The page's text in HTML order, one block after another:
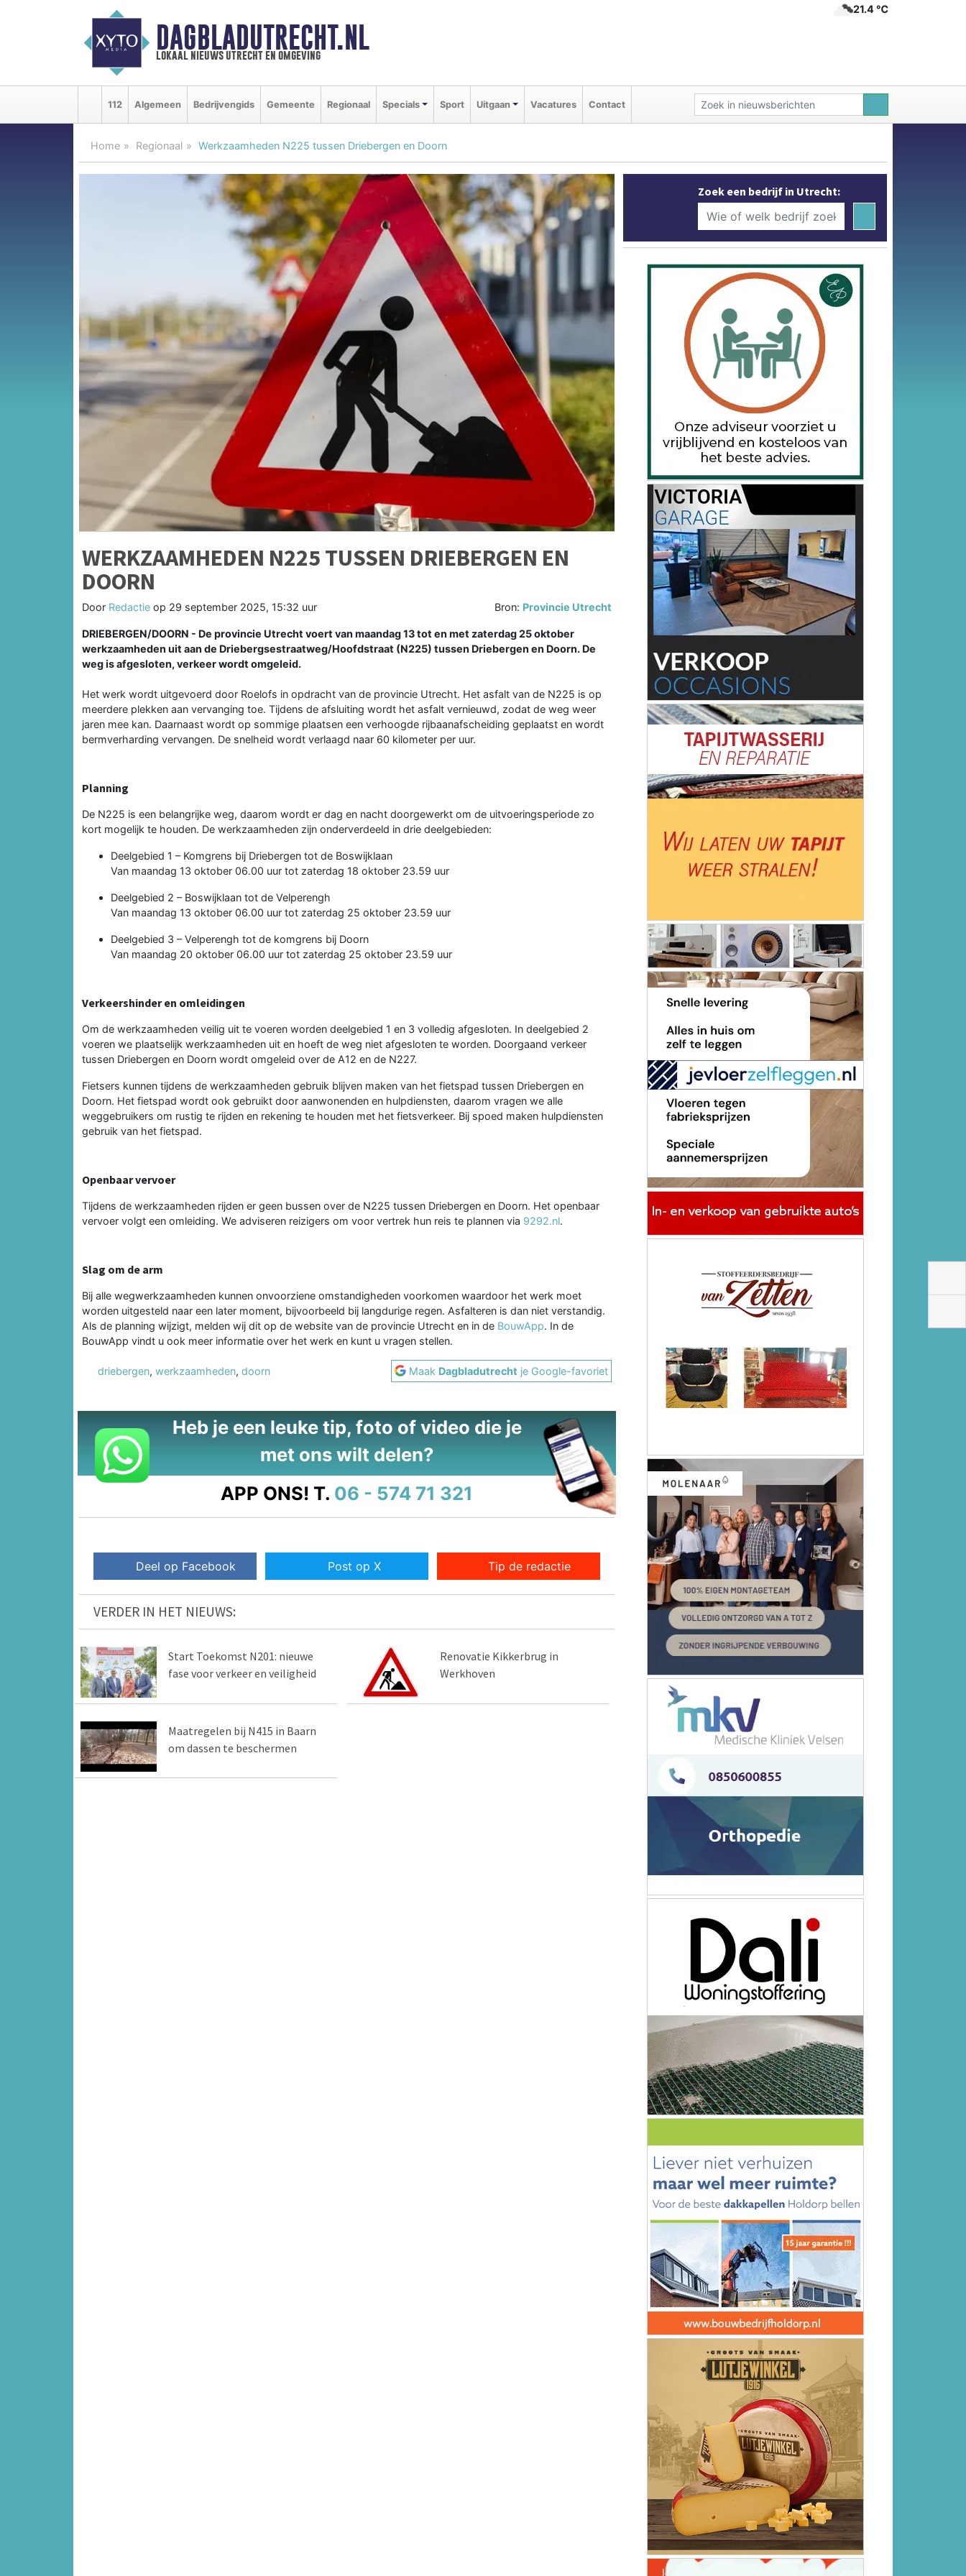
DAGBLADUTRECHT.NL
lokaal nieuws utrecht en omgeving
21.4 ℃
112 Algemeen Bedrijvengids Gemeente Regionaal Specials Sport Uitgaan Vacatures Contact
Home Regionaal Werkzaamheden N225 tussen Driebergen en Doorn
WERKZAAMHEDEN N225 TUSSEN DRIEBERGEN EN
DOORN
Door Redactie op 29 september 2025, 15:32 uur Bron: Provincie Utrecht
DRIEBERGEN/DOORN - De provincie Utrecht voert van maandag 13 tot en met zaterdag 25 oktober
werkzaamheden uit aan de Driebergsestraatweg/Hoofdstraat (N225) tussen Driebergen en Doorn. De
weg is afgesloten, verkeer wordt omgeleid.
Het werk wordt uitgevoerd door Roelofs in opdracht van de provincie Utrecht. Het asfalt van de N225 is op
meerdere plekken aan vervanging toe. Tijdens de afsluiting wordt het asfalt vernieuwd, zodat de weg weer
jaren mee kan. Daarnaast wordt op sommige plaatsen een verhoogde rijbaanafscheiding geplaatst en wordt
bermverharding vervangen. De snelheid wordt verlaagd naar 60 kilometer per uur.
Planning
De N225 is een belangrijke weg, daarom wordt er dag en nacht doorgewerkt om de uitvoeringsperiode zo
kort mogelijk te houden. De werkzaamheden zijn onderverdeeld in drie deelgebieden:
Deelgebied 1 – Komgrens bij Driebergen tot de Boswijklaan
Van maandag 13 oktober 06.00 uur tot zaterdag 18 oktober 23.59 uur
Deelgebied 2 – Boswijklaan tot de Velperengh
Van maandag 13 oktober 06.00 uur tot zaterdag 25 oktober 23.59 uur
Deelgebied 3 – Velperengh tot de komgrens bij Doorn
Van maandag 20 oktober 06.00 uur tot zaterdag 25 oktober 23.59 uur
Verkeershinder en omleidingen
Om de werkzaamheden veilig uit te voeren worden deelgebied 1 en 3 volledig afgesloten. In deelgebied 2
voeren we plaatselijk werkzaamheden uit en hoeft de weg niet afgesloten te worden. Doorgaand verkeer
tussen Driebergen en Doorn wordt omgeleid over de A12 en de N227.
Fietsers kunnen tijdens de werkzaamheden gebruik blijven maken van het fietspad tussen Driebergen en
Doorn. Het fietspad wordt ook gebruikt door aanwonenden en hulpdiensten, daarom vragen we alle
weggebruikers om rustig te rijden en rekening te houden met het fietsverkeer. Bij spoed maken hulpdiensten
gebruik van het fietspad.
Openbaar vervoer
Tijdens de werkzaamheden rijden er geen bussen over de N225 tussen Driebergen en Doorn. Het openbaar
vervoer volgt een omleiding. We adviseren reizigers om voor vertrek hun reis te plannen via 9292.nl.
Slag om de arm
Bij alle wegwerkzaamheden kunnen onvoorziene omstandigheden voorkomen waardoor het werk moet
worden uitgesteld naar een later moment, bijvoorbeeld bij langdurige regen. Asfalteren is dan niet verstandig.
Als de planning wijzigt, melden wij dit op de website van de provincie Utrecht en in de BouwApp. In de
BouwApp vindt u ook meer informatie over het werk en kunt u vragen stellen.
driebergen, werkzaamheden, doorn Maak Dagbladutrecht je Google-favoriet
Heb je een leuke tip, foto of video die je
met ons wilt delen?
APP ONS! T. 06 - 574 71 321
Deel op Facebook Post op X Tip de redactie
VERDER IN HET NIEUWS:
Start Toekomst N201: nieuwe
fase voor verkeer en veiligheid
Renovatie Kikkerbrug in
Werkhoven
Maatregelen bij N415 in Baarn
om dassen te beschermen
Zoek een bedrijf in Utrecht: